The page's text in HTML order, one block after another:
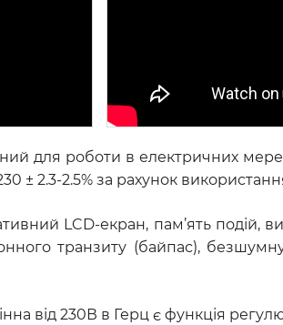
для роботи в електричних
2.3-2.5% за рахунок використання
LCD-екран, пам’ять подій,
транзиту (байпас),
від 230В в Герц є функція